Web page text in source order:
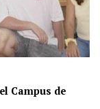
Campus de